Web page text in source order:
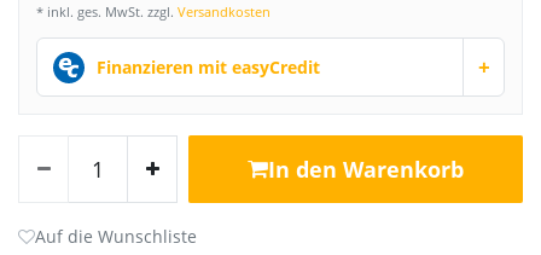
* inkl. ges. MwSt. zzgl. Versandkosten
Finanzieren mit easyCredit +
In den Warenkorb